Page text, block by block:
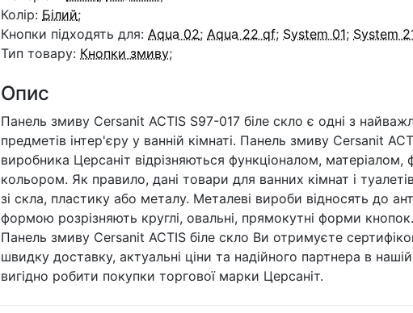
Колір: Білий;
Кнопки підходять для: Aqua 02; Aqua 22 qf; System 01; System
Тип товару: Кнопки змиву;
Опис
Панель змиву Cersanit ACTIS S97-017 біле скло є одні з
предметів інтер'єру у ванній кімнаті. Панель змиву Cersanit
виробника Церсаніт відрізняються функціоналом, матеріалом,
кольором. Як правило, дані товари для ванних кімнат і
зі скла, пластику або металу. Металеві вироби відносять до
формою розрізняють круглі, овальні, прямокутні форми
Панель змиву Cersanit ACTIS біле скло Ви отримуєте
швидку доставку, актуальні ціни та надійного партнера в
вигідно робити покупки торгової марки Церсаніт.